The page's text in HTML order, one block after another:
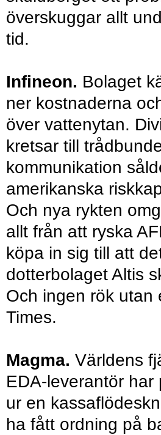
överskuggar allt
tid.
Infineon. Bolaget
ner kostnaderna
över vattenytan.
kretsar till
kommunikation
amerikanska
Och nya rykten
allt från att ryska
köpa in sig till att
dotterbolaget Altis
Och ingen rök utan
Times.
Magma. Världens
EDA-leverantör har
ur en
ha fått ordning på